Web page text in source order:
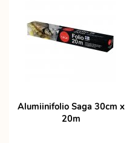
Alumiinifolio Saga 30cm x
20m